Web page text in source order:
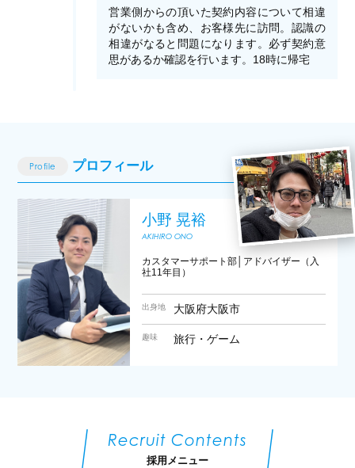
営業側からの頂いた契約内容について相違
がないかも含め、お客様先に訪問。認識の
相違がなると問題になります。必ず契約意
思があるか確認を行います。18時に帰宅
Profile プロフィール
小野 晃裕
AKIHIRO ONO
カスタマーサポート部│アドバイザー（入
社11年目）
出身地 大阪府大阪市
趣味 旅行・ゲーム
Recruit Contents
採用メニュー